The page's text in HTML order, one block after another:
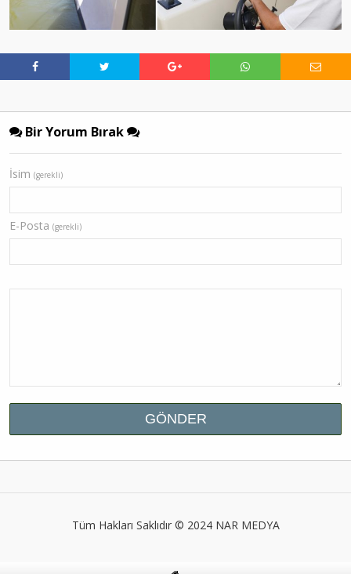
Bir Yorum Bırak
İsim (gerekli)
E-Posta (gerekli)
Tüm Hakları Saklıdır © 2024 NAR MEDYA